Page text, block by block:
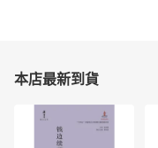
本店最新到貨